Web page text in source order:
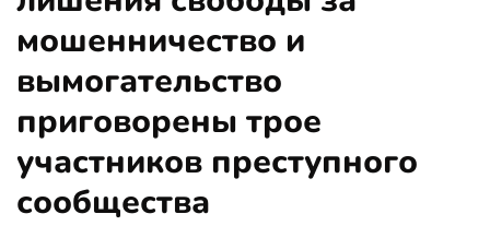
мошенничество и
вымогательство
приговорены трое
участников преступного
сообщества